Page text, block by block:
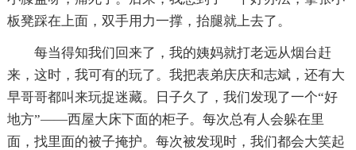
板凳踩在上面，双手用力一撑，抬腿就上去了。
每当得知我们回来了，我的姨妈就打老远从烟台赶
来，这时，我可有的玩了。我把表弟庆庆和志斌，还有大
早哥哥都叫来玩捉迷藏。日子久了，我们发现了一个“好
地方”——西屋大床下面的柜子。每次总有人会躲在里
面，找里面的被子掩护。每次被发现时，我们都会大笑起